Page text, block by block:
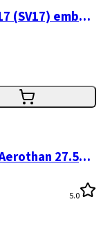
Schwalbe chambre à air 28'' No.17 (SV17) emballage atelier 50 pièces
Schwalbe Chambre à air SV21FE Aerothan 27.5" 62/75-584 valve presta 40mm
5.0